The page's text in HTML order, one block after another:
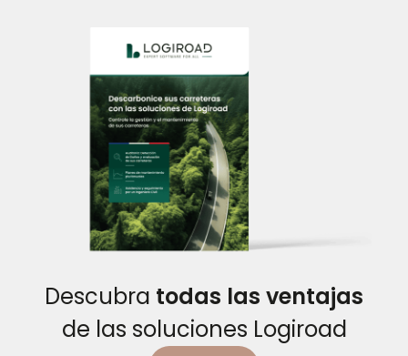
Descubra todas las ventajas
de las soluciones Logiroad